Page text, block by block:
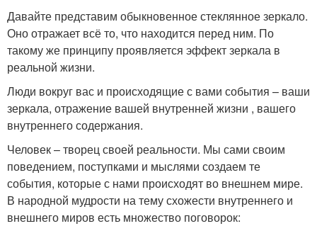
Давайте представим обыкновенное стеклянное зеркало.
Оно отражает всё то, что находится перед ним. По
такому же принципу проявляется эффект зеркала в
реальной жизни.
Люди вокруг вас и происходящие с вами события – ваши
зеркала, отражение вашей внутренней жизни , вашего
внутреннего содержания.
Человек – творец своей реальности. Мы сами своим
поведением, поступками и мыслями создаем те
события, которые с нами происходят во внешнем мире.
В народной мудрости на тему схожести внутреннего и
внешнего миров есть множество поговорок: